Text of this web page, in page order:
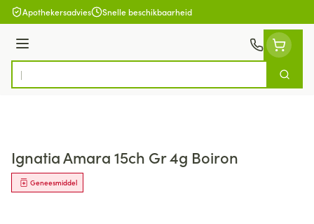
Ga naar de inhoud
Apothekersadvies Snelle beschikbaarheid
Menu
Product, merk, categorie...
Zoek
Ignatia Amara 15ch Gr 4g Boiron
Geneesmiddel